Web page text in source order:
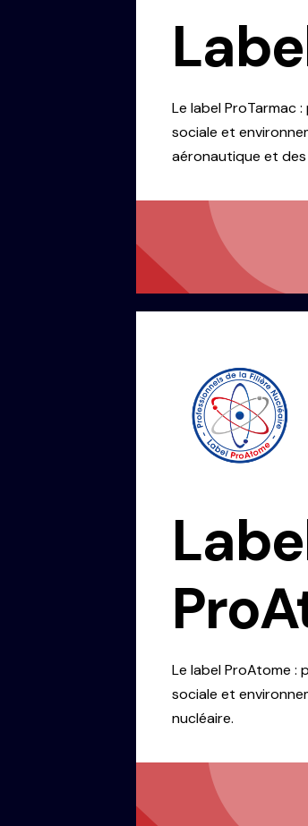
Le label ProTarmac:
sociale et
aéronautique et
Le label ProAtome :
sociale et
nucléaire.